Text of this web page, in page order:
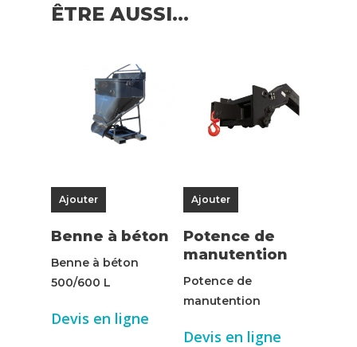
ÊTRE AUSSI…
Ajouter
Benne à béton
Benne à béton
500/600 L
Devis en ligne
Ajouter
Potence de
manutention
Potence de
manutention
Devis en ligne